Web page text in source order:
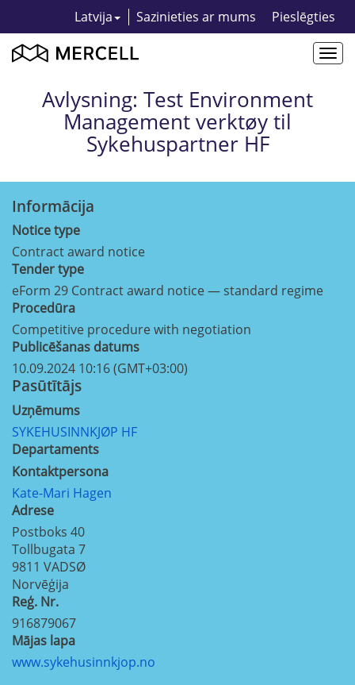
Latvija Sazinieties ar mums Pieslēgties
Avlysning: Test Environment
Management verktøy til
Sykehuspartner HF
Informācija
Notice type
Contract award notice
Tender type
eForm 29 Contract award notice — standard regime
Procedūra
Competitive procedure with negotiation
Publicēšanas datums
10.09.2024 10:16 (GMT+03:00)
Pasūtītājs
Uzņēmums
SYKEHUSINNKJØP HF
Departaments
Kontaktpersona
Kate-Mari Hagen
Adrese
Postboks 40
Tollbugata 7
9811 VADSØ
Norvēģija
Reģ. Nr.
916879067
Mājas lapa
www.sykehusinnkjop.no